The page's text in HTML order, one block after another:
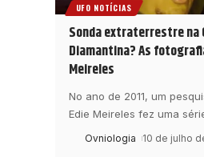
UFO NOTÍCIAS
Sonda extraterrestre na
Diamantina? As
Meireles
No ano de 2011, um
Edie Meireles fez uma
Ovniologia 10 de julho